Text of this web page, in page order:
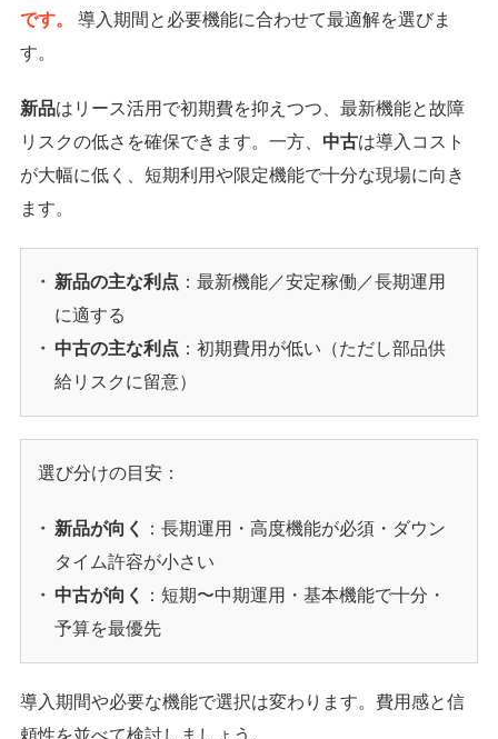
です。
導入期間と必要機能に合わせて最適解を選びま
す。
新品はリース活用で初期費を抑えつつ、最新機能と故障
リスクの低さを確保できます。一方、 中古は導入コスト
が大幅に低く、短期利用や限定機能で十分な現場に向き
ます。
新品の主な利点 ：最新機能／安定稼働／長期運用
に適する
中古の主な利点 ：初期費用が低い（ただし部品供
給リスクに留意）
選び分けの目安：
新品が向く
：長期運用・高度機能が必須・ダウン
タイム許容が小さい
中古が向く
：短期〜中期運用・基本機能で十分・
予算を最優先
導入期間や必要な機能で選択は変わります。費用感と信
頼性を並べて検討しましょう。